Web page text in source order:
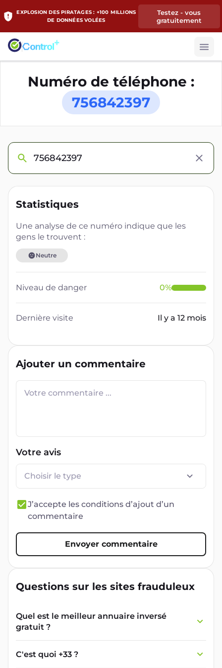
EXPLOSION DES PIRATAGES : +100 MILLIONS
DE DONNÉES VOLÉES
Testez - vous
gratuitement
Numéro de téléphone :
756842397
Statistiques
Une analyse de ce numéro indique que les
gens le trouvent :
Neutre
Niveau de danger 0%
Dernière visite Il y a 12 mois
Ajouter un commentaire
Votre avis
Choisir le type
J’accepte les conditions d’ajout d’un
commentaire
Envoyer commentaire
Questions sur les sites frauduleux
Quel est le meilleur annuaire inversé
gratuit ?
France Verif inclut une fonctionnalité de
recherche de numéro inversée qui est efficace
et gratuite pour identifier les appelants
C'est quoi +33 ?
L'indicatif +33 est le code téléphonique